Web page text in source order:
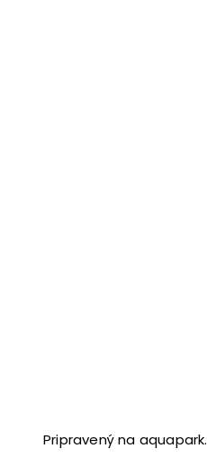
Pripravený na aquapark.